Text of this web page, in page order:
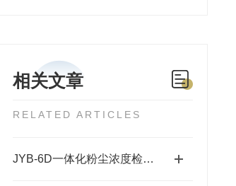
相关文章
RELATED ARTICLES
JYB-6D一体化粉尘浓度检测报警仪投入布袋除尘捡漏使用